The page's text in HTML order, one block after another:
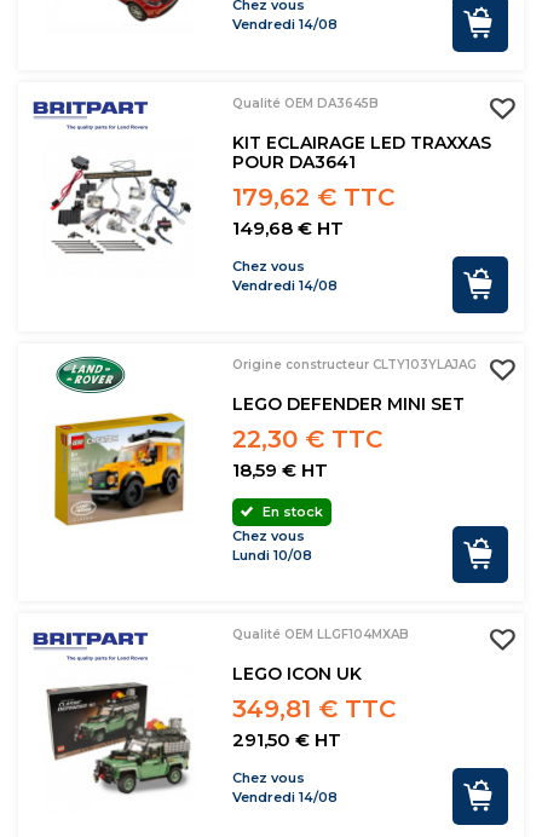
Chez vous
Vendredi 14/08
Qualité OEM DA3645B
KIT ECLAIRAGE LED TRAXXAS
POUR DA3641
179,62 € TTC
149,68 € HT
Chez vous
Vendredi 14/08
Origine constructeur CLTY103YLAJAG
LEGO DEFENDER MINI SET
22,30 € TTC
18,59 € HT
En stock
Chez vous
Lundi 10/08
Qualité OEM LLGF104MXAB
LEGO ICON UK
349,81 € TTC
291,50 € HT
Chez vous
Vendredi 14/08